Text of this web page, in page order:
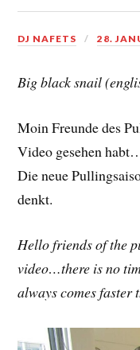
DJ NAFETS 28.
Big black snail
Moin Freunde des
Video gesehen
Die neue
denkt.
Hello friends of the
video…there is no
always comes faster